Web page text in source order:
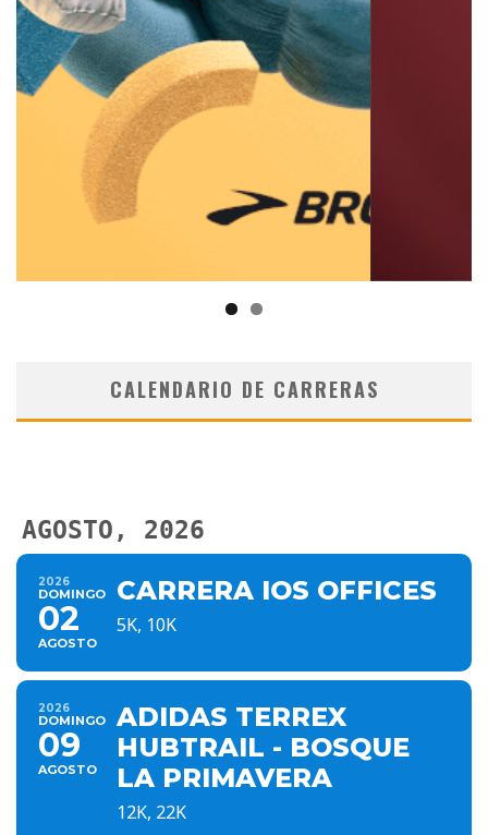
CALENDARIO DE CARRERAS
AGOSTO, 2026
2026
DOMINGO
02
AGOSTO
CARRERA IOS OFFICES
5K, 10K
2026
DOMINGO
09
AGOSTO
ADIDAS TERREX
HUBTRAIL - BOSQUE
LA PRIMAVERA
12K, 22K